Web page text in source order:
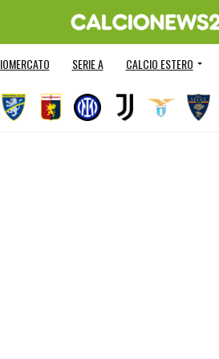
SERIE A CALCIO ESTERO